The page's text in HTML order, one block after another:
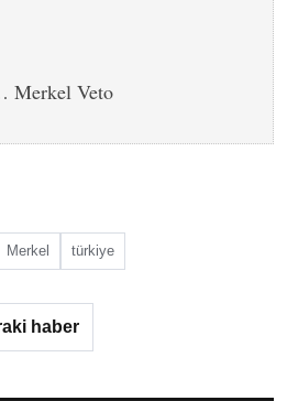
Merkel Veto
Merkel türkiye
haber